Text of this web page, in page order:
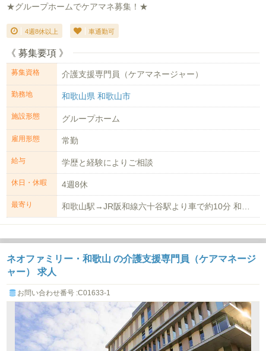
★グループホームでケアマネ募集！★
4週8休以上 車通勤可
《 募集要項 》
募集資格 介護支援専門員（ケアマネージャー）
勤務地 和歌山県 和歌山市
施設形態 グループホーム
雇用形態 常勤
給与 学歴と経験によりご相談
休日・休暇 4週8休
最寄り
ネオファミリー・和歌山 の介護支援専門員（ケアマネージ
ャー） 求人
お問い合わせ番号 :C01633-1